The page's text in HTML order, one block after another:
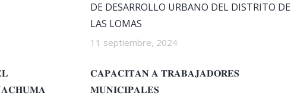
DE DESARROLLO URBANO DEL DISTRITO DE
LAS LOMAS
11 septiembre, 2024
𝐂𝐀𝐏𝐀𝐂𝐈𝐓𝐀𝐍 𝐀 𝐓𝐑𝐀𝐁𝐀𝐉𝐀𝐃𝐎𝐑𝐄𝐒
𝐌𝐔𝐍𝐈𝐂𝐈𝐏𝐀𝐋𝐄𝐒